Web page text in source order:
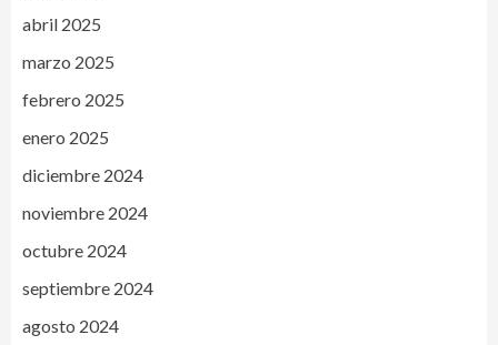
abril 2025
marzo 2025
febrero 2025
enero 2025
diciembre 2024
noviembre 2024
octubre 2024
septiembre 2024
agosto 2024